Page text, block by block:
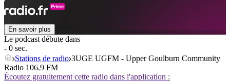
En savoir plus
Le podcast débute dans
- 0 sec.
Stations de radio 3UGE UGFM - Upper Goulburn Community
Radio 106.9 FM
Écoutez gratuitement cette radio dans l'application :